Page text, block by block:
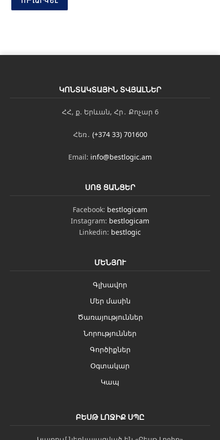
ԿՈՆՏԱԿՏԱՅԻՆ ՏՎՅԱԼՆԵՐ
ՀՀ, ք. Երևան, Հր․ Քոչար 6
Հեռ․ (+374 33) 701600
Email: info@bestlogic.am
ՍՈՑ ՑԱՆՑԵՐ
Facebook: bestlogicam
Instagram: bestlogicam
Linkedin: bestlogic
ՄԵՆՅՈՒ
Գլխավոր
Մեր մասին
Ծառայություններ
Նորություններ
Գործիքներ
Օգտակար
Կապ
ԲԵՍԹ ԼՈՋԻՔ ՍՊԸ